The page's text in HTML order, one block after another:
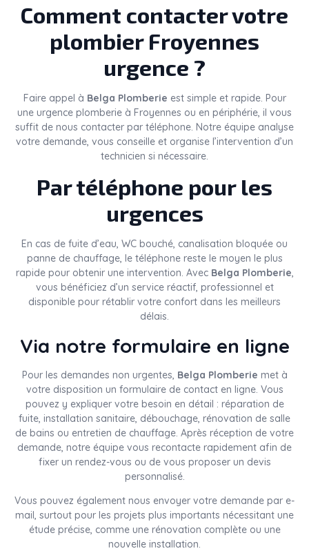
Comment contacter votre
plombier Froyennes
urgence ?
Faire appel à Belga Plomberie est simple et rapide. Pour
une urgence plomberie à Froyennes ou en périphérie, il vous
suffit de nous contacter par téléphone. Notre équipe analyse
votre demande, vous conseille et organise l’intervention d’un
technicien si nécessaire.
Par téléphone pour les
urgences
En cas de fuite d’eau, WC bouché, canalisation bloquée ou
panne de chauffage, le téléphone reste le moyen le plus
rapide pour obtenir une intervention. Avec Belga Plomberie,
vous bénéficiez d’un service réactif, professionnel et
disponible pour rétablir votre confort dans les meilleurs
délais.
Via notre formulaire en ligne
Pour les demandes non urgentes, Belga Plomberie met à
votre disposition un formulaire de contact en ligne. Vous
pouvez y expliquer votre besoin en détail : réparation de
fuite, installation sanitaire, débouchage, rénovation de salle
de bains ou entretien de chauffage. Après réception de votre
demande, notre équipe vous recontacte rapidement afin de
fixer un rendez-vous ou de vous proposer un devis
personnalisé.
Vous pouvez également nous envoyer votre demande par e-
mail, surtout pour les projets plus importants nécessitant une
étude précise, comme une rénovation complète ou une
nouvelle installation.